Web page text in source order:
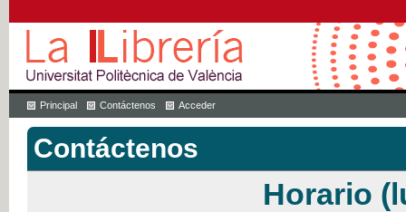
Principal Contáctenos Acceder
Contáctenos
Horario